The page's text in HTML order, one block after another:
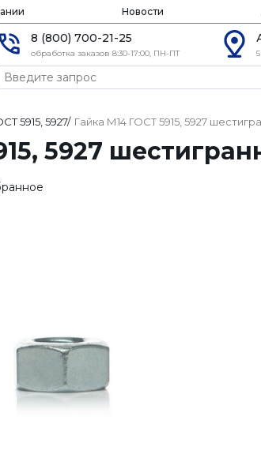
Новости
8 (800) 700-21-25
обработка заказов 8:30-17:00, ПН-ПТ
5915, 5927/ Гайка М14 ГОСТ 5915, 5927
5927